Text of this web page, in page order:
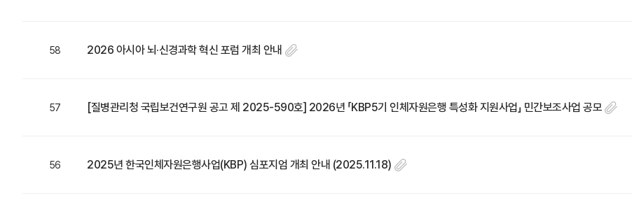
58 2026 아시아 뇌·신경과학 혁신 포럼 개최 안내
57 [질병관리청 국립보건연구원 공고 제 2025-590호] 2026년 「KBP5기 인체자원은행 특성화 지원사업」 민간보조사업 공모
56 2025년 한국인체자원은행사업(KBP) 심포지엄 개최 안내 (2025.11.18)